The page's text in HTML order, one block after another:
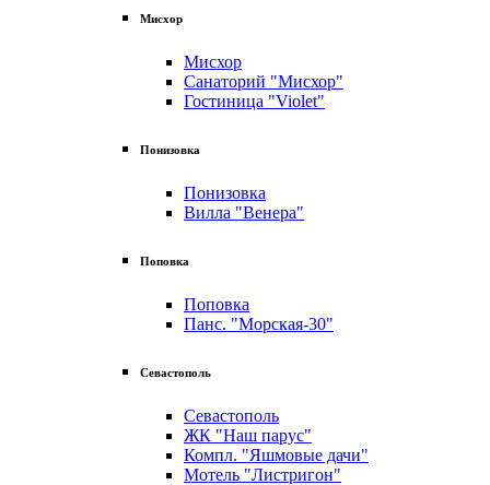
Мисхор
Мисхор
Санаторий "Мисхор"
Гостиница "Violet"
Понизовка
Понизовка
Вилла "Венера"
Поповка
Поповка
Панс. "Морская-30"
Севастополь
Севастополь
ЖК "Наш парус"
Компл. "Яшмовые дачи"
Мотель "Листригон"